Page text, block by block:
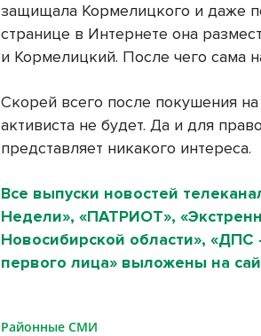
защищала Кормелицкого и даже
странице в Интернете она
и Кормелицкий. После чего сама
Скорей всего после покушения
активиста не будет. Да и для
представляет никакого интереса.
Все выпуски новостей
Недели», «ПАТРИОТ»,
Новосибирской области», «ДПС
первого лица» выложены на
Районные СМИ